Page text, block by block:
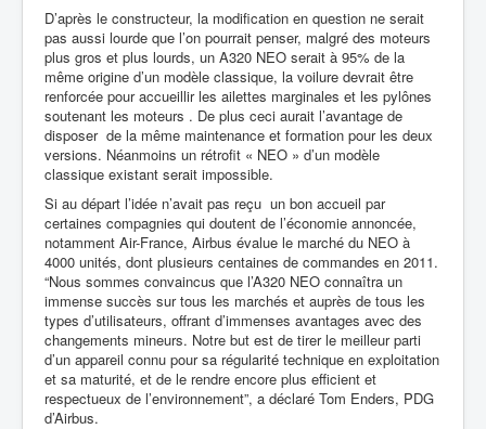
D’après le constructeur, la modification en question ne serait
pas aussi lourde que l’on pourrait penser, malgré des moteurs
plus gros et plus lourds, un A320 NEO serait à 95% de la
même origine d’un modèle classique, la voilure devrait être
renforcée pour accueillir les ailettes marginales et les pylônes
soutenant les moteurs . De plus ceci aurait l’avantage de
disposer de la même maintenance et formation pour les deux
versions. Néanmoins un rétrofit « NEO » d’un modèle
classique existant serait impossible.
Si au départ l’idée n’avait pas reçu un bon accueil par
certaines compagnies qui doutent de l’économie annoncée,
notamment Air-France, Airbus évalue le marché du NEO à
4000 unités, dont plusieurs centaines de commandes en 2011.
“Nous sommes convaincus que l’A320 NEO connaîtra un
immense succès sur tous les marchés et auprès de tous les
types d’utilisateurs, offrant d’immenses avantages avec des
changements mineurs. Notre but est de tirer le meilleur parti
d’un appareil connu pour sa régularité technique en exploitation
et sa maturité, et de le rendre encore plus efficient et
respectueux de l’environnement”, a déclaré Tom Enders, PDG
d’Airbus.